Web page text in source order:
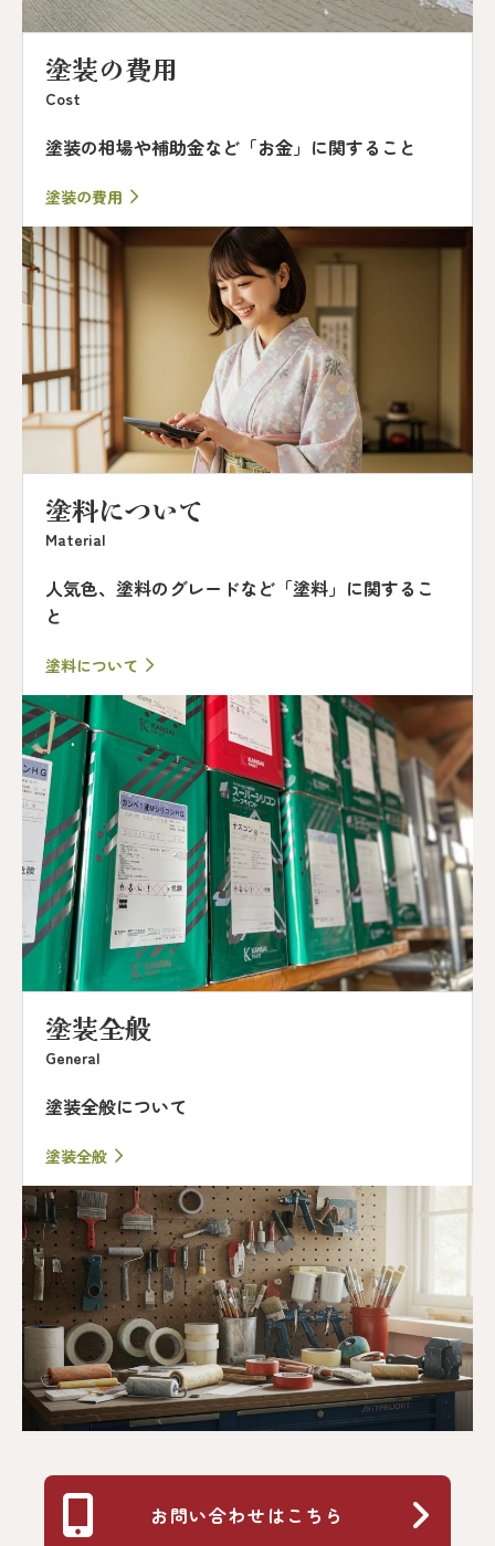
塗装の費用
Cost
塗装の相場や補助金など「お金」に関すること
塗装の費用
塗料について
Material
人気色、塗料のグレードなど「塗料」に関するこ
と
塗料について
塗装全般
General
塗装全般について
塗装全般
お問い合わせはこちら